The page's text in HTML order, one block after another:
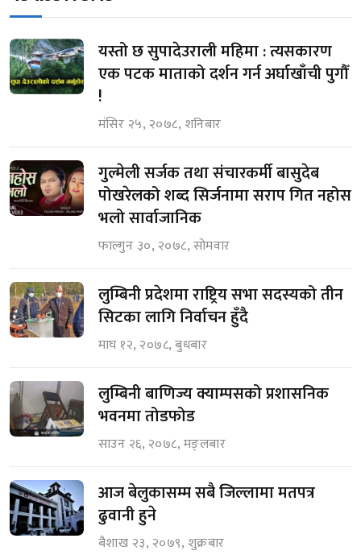
यस्तो छ सुपादेउराली महिमा : त्यसकारण
एक पटक माताको दर्शन गर्न अर्घाखाँची पुगौँ
!
मंसिर २५, २०७८, शनिबार
गुल्मेली सर्जक तथा संचारकर्मी बासुदेब
पोखरेलको शब्द सिर्जनामा सराप गित नहोस
भलो सार्वाजानिक
फाल्गुन ३०, २०७८, सोमवार
लुम्बिनी प्रदेशमा राष्ट्रिय सभा सदस्यको तीन
सिटका लागि निर्वाचन हुँदै
माघ १२, २०७८, बुधबार
लुम्बिनी बाणिज्य क्याम्पसको प्रशासनिक
भवनमा तोडफोड
साउन २६, २०७८, मङ्लबार
आज बेलुकासम्म सबै जिल्लामा मतपत्र
ढुवानी हुने
बैशाख २३, २०७९, शुक्रबार